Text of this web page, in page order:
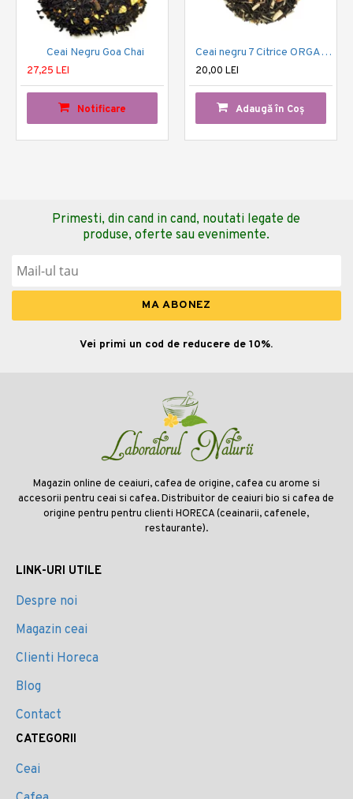
Ceai Negru Goa Chai
27,25 LEI
Notificare
Ceai negru 7 Citrice ORGANIC
20,00 LEI
Adaugă în Coş
Primesti, din cand in cand, noutati legate de
produse, oferte sau evenimente.
Vei primi un cod de reducere de 10%.
Magazin online de ceaiuri, cafea de origine, cafea cu arome si
accesorii pentru ceai si cafea. Distribuitor de ceaiuri bio si cafea de
origine pentru pentru clienti HORECA (ceainarii, cafenele,
restaurante).
LINK-URI UTILE
Despre noi
Magazin ceai
Clienti Horeca
Blog
Contact
CATEGORII
Ceai